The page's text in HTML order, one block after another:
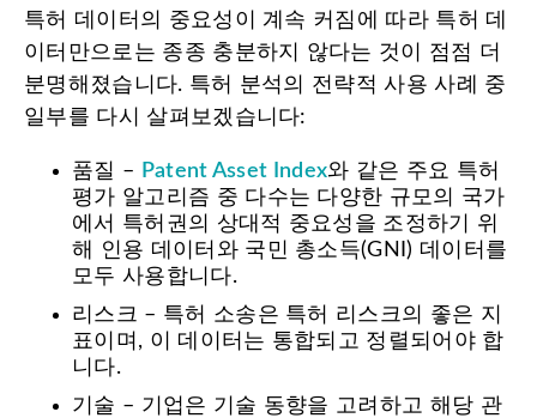
특허 데이터의 중요성이 계속 커짐에 따라 특허 데
이터만으로는 종종 충분하지 않다는 것이 점점 더
분명해졌습니다. 특허 분석의 전략적 사용 사례 중
일부를 다시 살펴보겠습니다:
품질 – Patent Asset Index와 같은 주요 특허
평가 알고리즘 중 다수는 다양한 규모의 국가
에서 특허권의 상대적 중요성을 조정하기 위
해 인용 데이터와 국민 총소득(GNI) 데이터를
모두 사용합니다.
리스크 – 특허 소송은 특허 리스크의 좋은 지
표이며, 이 데이터는 통합되고 정렬되어야 합
니다.
기술 – 기업은 기술 동향을 고려하고 해당 관